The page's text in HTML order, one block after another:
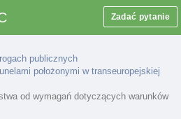
Zadać pytanie
publicznych
położonymi w transeuropejskiej
od wymagań dotyczących warunków
aktów wykonawczych
drogowa
ministra właściwego do